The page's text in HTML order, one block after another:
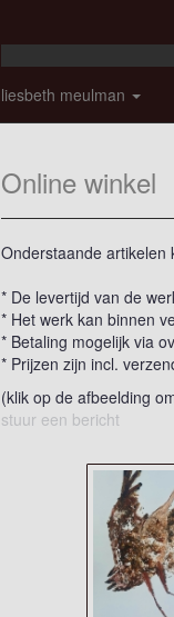
liesbeth meulman
Online winkel
Onderstaande artikelen
* De levertijd van de
* Het werk kan binnen
* Betaling mogelijk via
* Prijzen zijn incl.
(klik op de afbeelding
stuur een bericht